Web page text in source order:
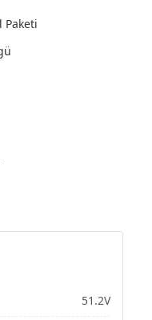
Paketi
51.2V